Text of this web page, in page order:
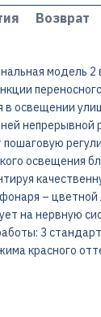
Возврат
модель 2
в освещении
непрерывной
освещения
– цветной
на нервную
3
красного